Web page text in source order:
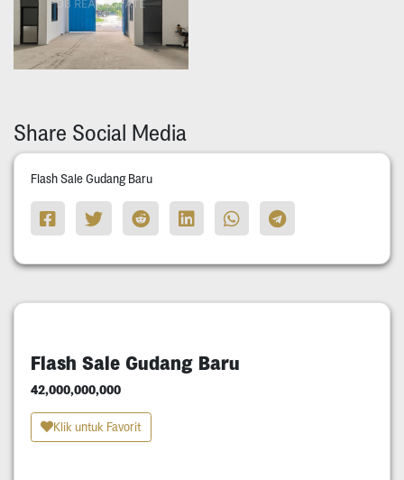
Share Social Media
Flash Sale Gudang Baru
Flash Sale Gudang Baru
42,000,000,000
Klik untuk Favorit